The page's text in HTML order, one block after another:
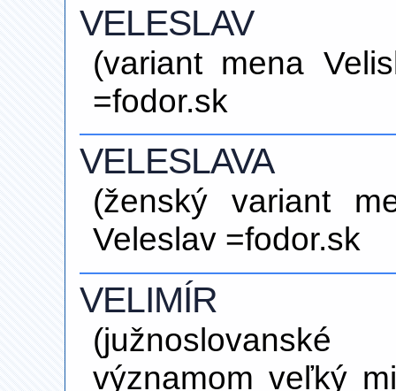
VELESLAV
(variant mena
=fodor.sk
VELESLAVA
(ženský variant
Veleslav =fodor.sk
VELIMÍR
významom veľký